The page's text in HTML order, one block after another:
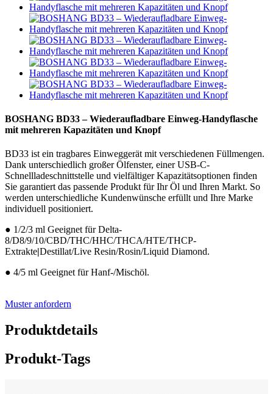
BOSHANG BD33 – Wiederaufladbare Einweg-Handyflasche
mit mehreren Kapazitäten und Knopf
BD33 ist ein tragbares Einweggerät mit verschiedenen Füllmengen.
Dank unterschiedlich großer Ölfenster, einer USB-C-
Schnellladeschnittstelle und vielfältiger Kapazitätsoptionen finden
Sie garantiert das passende Produkt für Ihr Öl und Ihren Markt. So
werden unterschiedliche Kundenwünsche erfüllt und Ihre Marke
individuell positioniert.
● 1/2/3 ml Geeignet für Delta-
8/D8/9/10/CBD/THC/HHC/THCA/HTE/THCP-
Extrakte|Destillat/Live Resin/Rosin/Liquid Diamond.
● 4/5 ml Geeignet für Hanf-/Mischöl.
Muster anfordern
Produktdetails
Produkt-Tags